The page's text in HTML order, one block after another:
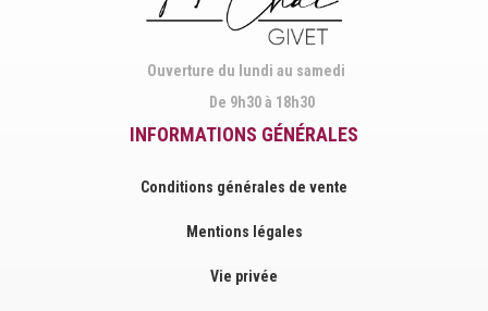
Ouverture du lundi au samedi
De 9h30 à 18h30
INFORMATIONS GÉNÉRALES
Conditions générales de vente
Mentions légales
Vie privée